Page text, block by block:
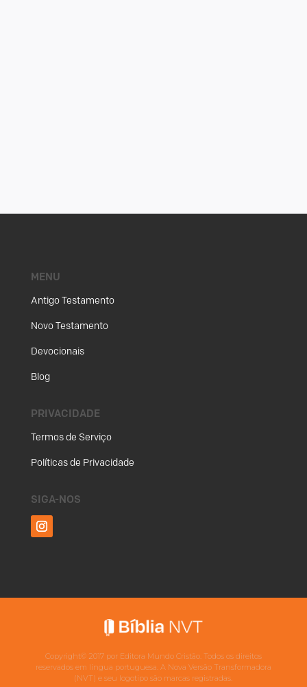
MENU
Antigo Testamento
Novo Testamento
Devocionais
Blog
PRIVACIDADE
Termos de Serviço
Políticas de Privacidade
SIGA-NOS
Copyright© 2017 por Editora Mundo Cristão. Todos os direitos
reservados em língua portuguesa. A Nova Versão Transformadora
(NVT) e seu logotipo são marcas registradas.